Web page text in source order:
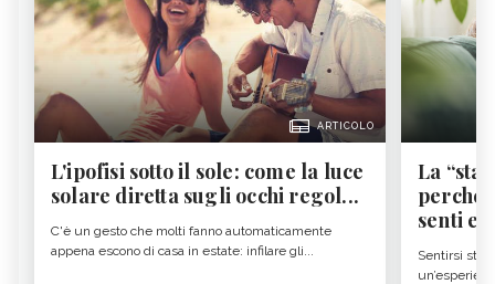
ARTICOLO
L'ipofisi sotto il sole: come la luce
solare diretta sugli occhi regol...
C'è un gesto che molti fanno automaticamente
appena escono di casa in estate: infilare gli...
La
perché
senti
Sentirsi